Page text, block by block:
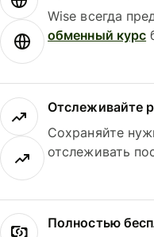
Wise всегда
обменный курс
Отслеживайте
Сохраняйте
отслеживать
Полностью